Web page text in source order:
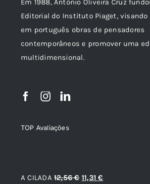
Editorial do Instituto Piaget,
em português obras de pensadores
contemporâneos e promover uma
multidimensional.
TOP Avaliações
A CILADA 12,56€ O
11,31€